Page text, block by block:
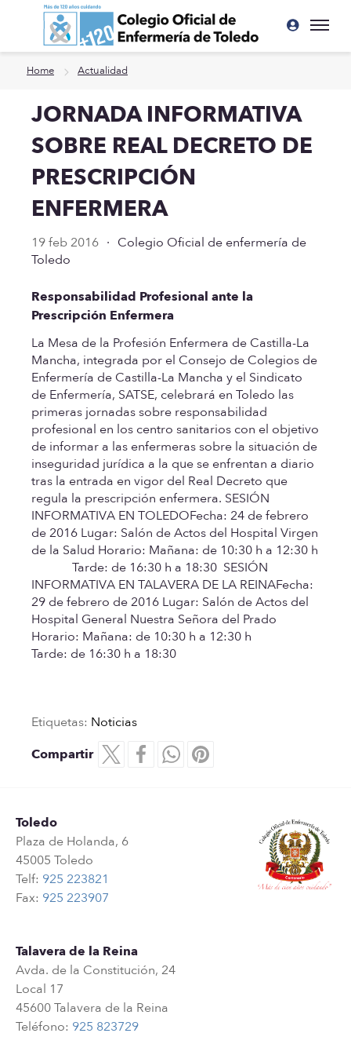
Ir a contenido principal
Home Actualidad
JORNADA INFORMATIVA
SOBRE REAL DECRETO DE
PRESCRIPCIÓN
ENFERMERA
19 feb 2016 · Colegio Oficial de enfermería de
Toledo
Responsabilidad Profesional ante la
Prescripción Enfermera
La Mesa de la Profesión Enfermera de Castilla-La
Mancha, integrada por el Consejo de Colegios de
Enfermería de Castilla-La Mancha y el Sindicato
de Enfermería, SATSE, celebrará en Toledo las
primeras jornadas sobre responsabilidad
profesional en los centro sanitarios con el objetivo
de informar a las enfermeras sobre la situación de
inseguridad jurídica a la que se enfrentan a diario
tras la entrada en vigor del Real Decreto que
regula la prescripción enfermera. SESIÓN
INFORMATIVA EN TOLEDOFecha: 24 de febrero
de 2016 Lugar: Salón de Actos del Hospital Virgen
de la Salud Horario: Mañana: de 10:30 h a 12:30 h
Tarde: de 16:30 h a 18:30 SESIÓN
INFORMATIVA EN TALAVERA DE LA REINAFecha:
29 de febrero de 2016 Lugar: Salón de Actos del
Hospital General Nuestra Señora del Prado
Horario: Mañana: de 10:30 h a 12:30 h
Tarde: de 16:30 h a 18:30
Etiquetas: Noticias
Compartir
Toledo
Plaza de Holanda, 6
45005 Toledo
Telf: 925 223821
Fax: 925 223907
Talavera de la Reina
Avda. de la Constitución, 24
Local 17
45600 Talavera de la Reina
Teléfono: 925 823729